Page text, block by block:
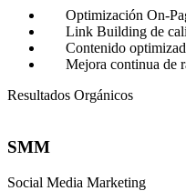
Optimización On-
Link Building de
Contenido
Mejora continua de
Resultados Orgánicos
SMM
Social Media Marketing